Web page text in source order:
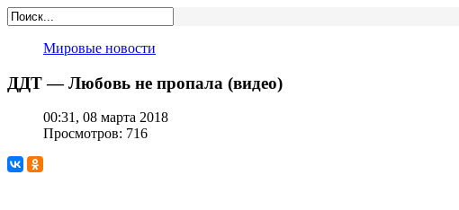
Мировые новости
ДДТ — Любовь не пропала (видео)
00:31, 08 марта 2018
Просмотров: 716